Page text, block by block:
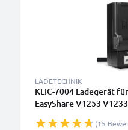
LADETECHNIK
KLIC-7004 Ladegerät
EasyShare V1253
(15